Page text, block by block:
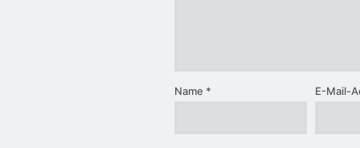
Name * E-Mail-